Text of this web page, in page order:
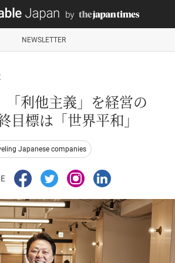
NEWSLETTER
「利他主義」を経営の
目標は「世界平和」
Japanese companies